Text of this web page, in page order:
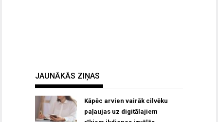
JAUNĀKĀS ZIŅAS
Kāpēc arvien vairāk cilvēku
paļaujas uz digitālajiem